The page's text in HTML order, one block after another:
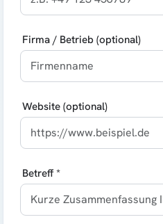
Firma / Betrieb (optional)
Website (optional)
Betreff *